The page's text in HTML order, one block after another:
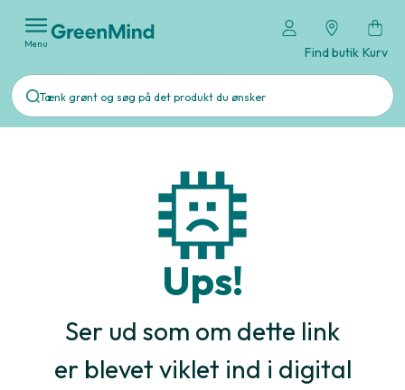
Menu
Find butik Kurv
Ups!
Ser ud som om dette link
er blevet viklet ind i digital